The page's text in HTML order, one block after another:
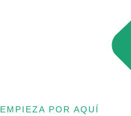
EMPIEZA POR AQUÍ